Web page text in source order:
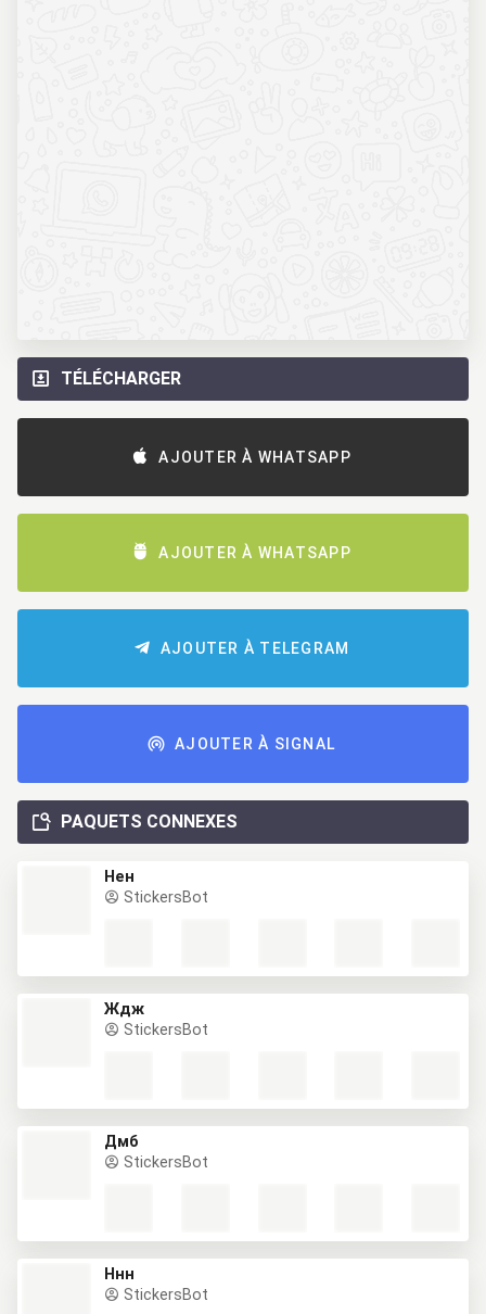
TÉLÉCHARGER
AJOUTER À WHATSAPP
AJOUTER À WHATSAPP
AJOUTER À TELEGRAM
AJOUTER À SIGNAL
PAQUETS CONNEXES
Нен
StickersBot
Ждж
StickersBot
Дмб
StickersBot
Ннн
StickersBot